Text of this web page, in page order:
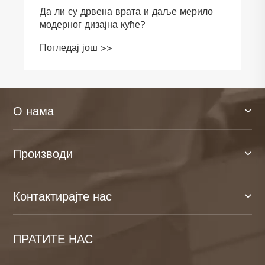
Да ли су дрвена врата и даље мерило
модерног дизајна куће?
Погледај још >>
О нама
Производи
Контактирајте нас
ПРАТИТЕ НАС